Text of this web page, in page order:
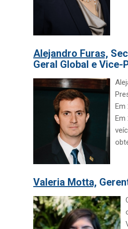
Alejandro Furas,
Geral Global e
Em
Em
Valeria Motta,